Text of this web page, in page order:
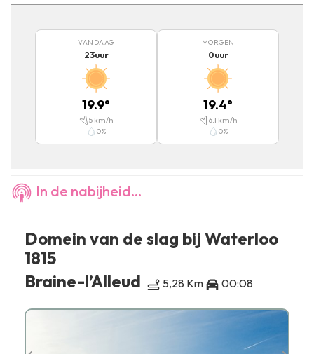
VANDAAG
23uur
19.9°
5km/h
0%
MORGEN
0uur
19.4°
6.1 km/h
0%
In de nabijheid...
Domein van de slag bij Waterloo
1815
Braine-l’Alleud
5,28 Km 00:08